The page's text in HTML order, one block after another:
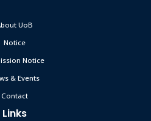
UoB
Notice
Notice
& Events
Contact
Links